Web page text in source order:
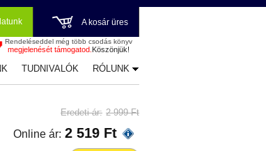
A kosár üres
Rendeléseddel még több csodás könyv
megjelenését támogatod. Köszönjük!
TUDNIVALÓK RÓLUNK
Eredeti ár: 2 999 Ft
Online ár: 2 519 Ft